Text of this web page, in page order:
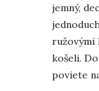
jemný,
ružovými
košeli.
poviete